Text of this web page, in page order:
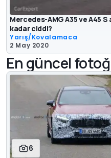
Mercedes-AMG A35 ve A45
kadar ciddi?
Yarış/Kovalamaca
2 May 2020
En güncel
6